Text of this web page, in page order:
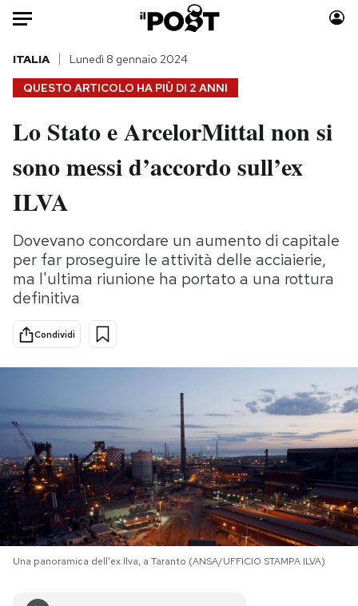
Auto
HOME
Italia
Politica
Tecnologia
Scienza
Cultura
Economia
Sport
Moda
Consumismi
Media
Europa
NEWSLETTER
I MIEI PREFERITI
SHOP
CALENDARIO
QUESTO ARTICOLO HA PIÙ DI 2 ANNI
ITALIA Lunedì 8 gennaio 2024
Lo Stato e ArcelorMittal non si
sono messi d’accordo sull’ex
ILVA
Dovevano concordare un aumento di capitale
per far proseguire le attività delle acciaierie,
ma l'ultima riunione ha portato a una rottura
definitiva
Condividi
Una panoramica dell'ex Ilva, a Taranto (ANSA/UFFICIO STAMPA ILVA)